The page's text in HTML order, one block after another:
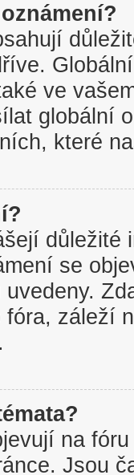
ve
globální
které
důležité
se
záleží
na
Jsou